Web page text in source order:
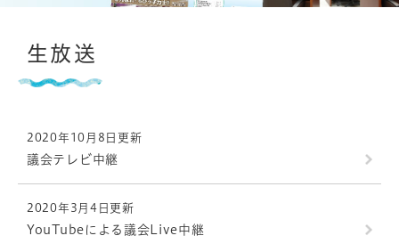
文生放送
2020年10月8日更新
議会テレビ中継
2020年3月4日更新
YouTubeによる議会Live中継